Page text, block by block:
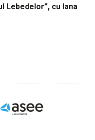
Lebedelor”, cu Iana